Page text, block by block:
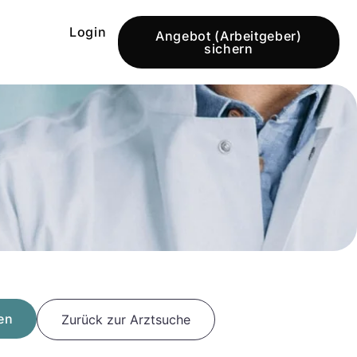
Login
Angebot (Arbeitgeber)
sichern
Zurück zur Arztsuche